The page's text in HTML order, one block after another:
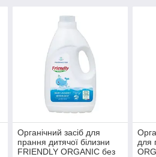
Органічний засіб для
прання дитячої білизни
FRIENDLY ORGANIC без
для